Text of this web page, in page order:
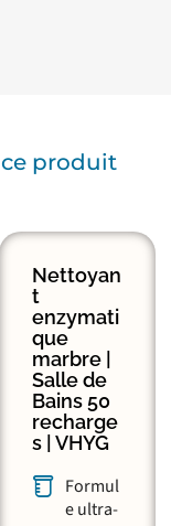
produit
Nettoyan
t
enzymati
que
marbre |
Salle de
Bains 50
recharge
s | VHYG
Formul
e ultra-